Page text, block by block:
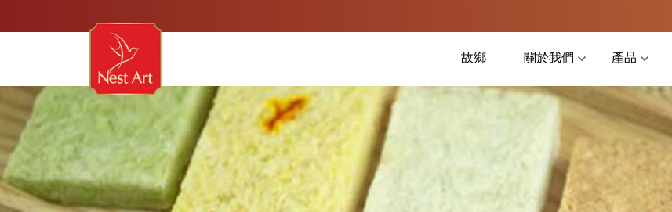
故鄉 關於我們 產品